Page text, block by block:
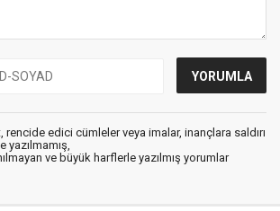
rencide edici cümleler veya imalar, inançlara saldırı
yazılmamış,
ve büyük harflerle yazılmış yorumlar